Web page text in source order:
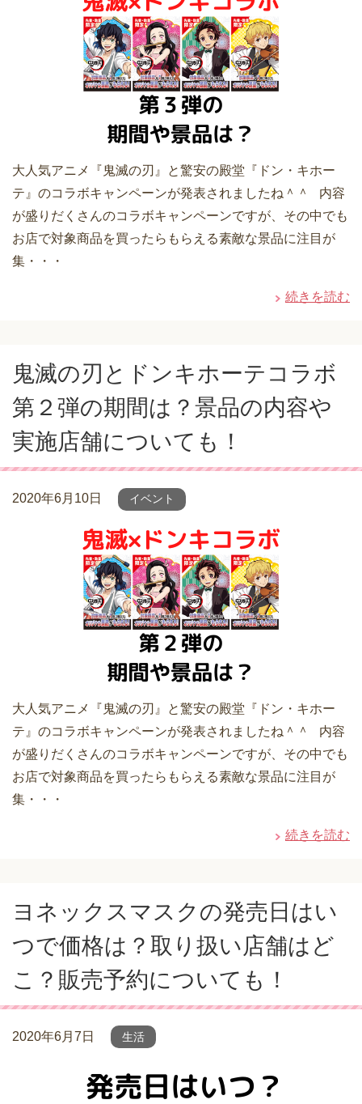
大人気アニメ『鬼滅の刃』と驚安の殿堂『ドン・キホー
テ』のコラボキャンペーンが発表されましたね＾＾ 内容
が盛りだくさんのコラボキャンペーンですが、その中でも
お店で対象商品を買ったらもらえる素敵な景品に注目が
集・・・
続きを読む
鬼滅の刃とドンキホーテコラボ
第２弾の期間は？景品の内容や
実施店舗についても！
2020年6月10日 イベント
大人気アニメ『鬼滅の刃』と驚安の殿堂『ドン・キホー
テ』のコラボキャンペーンが発表されましたね＾＾ 内容
が盛りだくさんのコラボキャンペーンですが、その中でも
お店で対象商品を買ったらもらえる素敵な景品に注目が
集・・・
続きを読む
ヨネックスマスクの発売日はい
つで価格は？取り扱い店舗はど
こ？販売予約についても！
2020年6月7日 生活